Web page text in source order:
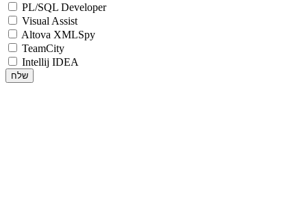
PL/SQL Developer
Visual Assist
Altova XMLSpy
TeamCity
Intellij IDEA